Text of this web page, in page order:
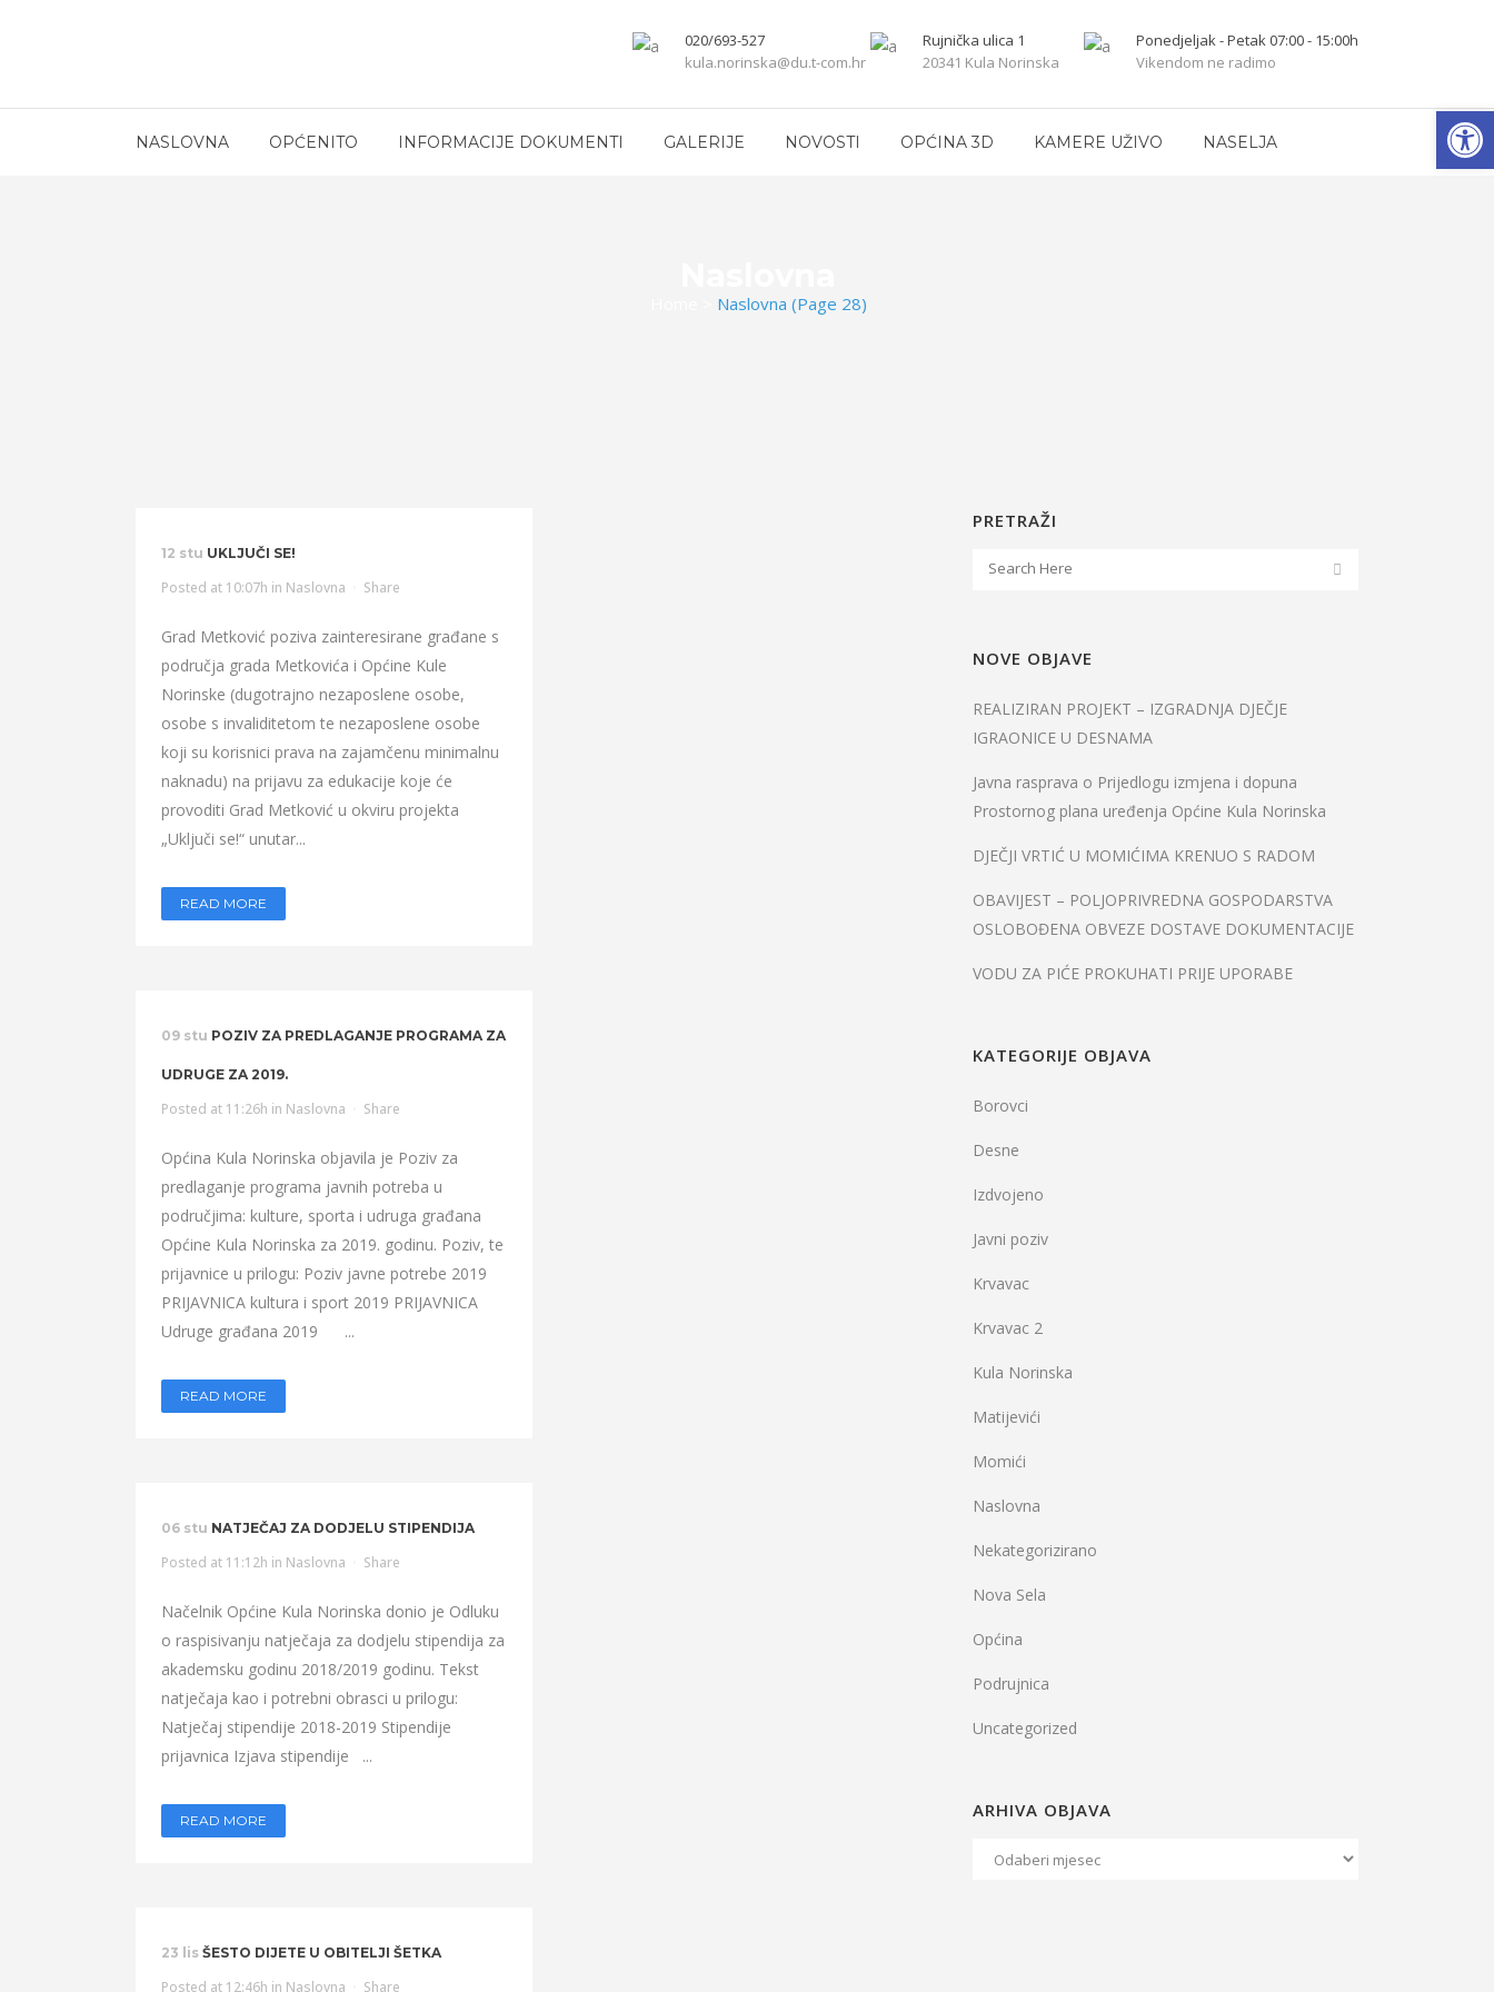
020/693-527
kula.norinska@du.t-com.hr
Rujnička ulica 1
20341 Kula Norinska
Ponedjeljak - Petak 07:00 - 15:00h
Vikendom ne radimo
NASLOVNA OPĆENITO INFORMACIJE DOKUMENTI GALERIJE NOVOSTI OPĆINA 3D KAMERE UŽIVO NASELJA
Naslovna (Page 28)
12 stu UKLJUČI SE!
Posted at 10:07h in Naslovna Share
Grad Metković poziva zainteresirane građane s
područja grada Metkovića i Općine Kule
Norinske (dugotrajno nezaposlene osobe,
osobe s invaliditetom te nezaposlene osobe
koji su korisnici prava na zajamčenu minimalnu
naknadu) na prijavu za edukacije koje će
provoditi Grad Metković u okviru projekta
„Uključi se!“ unutar...
READ MORE
09 stu POZIV ZA PREDLAGANJE PROGRAMA ZA
UDRUGE ZA 2019.
Posted at 11:26h in Naslovna Share
Općina Kula Norinska objavila je Poziv za
predlaganje programa javnih potreba u
područjima: kulture, sporta i udruga građana
Općine Kula Norinska za 2019. godinu. Poziv, te
prijavnice u prilogu: Poziv javne potrebe 2019
PRIJAVNICA kultura i sport 2019 PRIJAVNICA
Udruge građana 2019 ...
READ MORE
06 stu NATJEČAJ ZA DODJELU STIPENDIJA
Posted at 11:12h in Naslovna Share
Načelnik Općine Kula Norinska donio je Odluku
o raspisivanju natječaja za dodjelu stipendija za
akademsku godinu 2018/2019 godinu. Tekst
natječaja kao i potrebni obrasci u prilogu:
Natječaj stipendije 2018-2019 Stipendije
prijavnica Izjava stipendije ...
READ MORE
23 lis ŠESTO DIJETE U OBITELJI ŠETKA
Posted at 12:46h in Naslovna Share
PRETRAŽI
NOVE OBJAVE
REALIZIRAN PROJEKT – IZGRADNJA DJEČJE
IGRAONICE U DESNAMA
Javna rasprava o Prijedlogu izmjena i dopuna
Prostornog plana uređenja Općine Kula Norinska
DJEČJI VRTIĆ U MOMIĆIMA KRENUO S RADOM
OBAVIJEST – POLJOPRIVREDNA GOSPODARSTVA
OSLOBOĐENA OBVEZE DOSTAVE DOKUMENTACIJE
VODU ZA PIĆE PROKUHATI PRIJE UPORABE
KATEGORIJE OBJAVA
Borovci
Desne
Izdvojeno
Javni poziv
Krvavac
Krvavac 2
Kula Norinska
Matijevići
Momići
Naslovna
Nekategorizirano
Nova Sela
Općina
Podrujnica
Uncategorized
ARHIVA OBJAVA
Arhiva